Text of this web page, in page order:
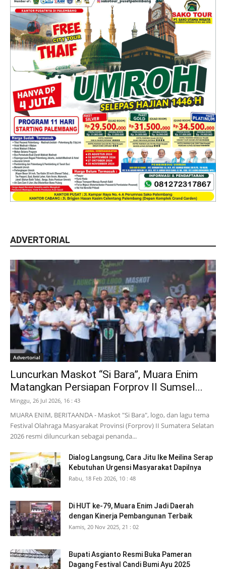
ADVERTORIAL
Advertorial
Luncurkan Maskot “Si Bara”, Muara Enim
Matangkan Persiapan Forprov II Sumsel...
Minggu, 26 Jul 2026, 16 : 43
MUARA ENIM, BERITAANDA - Maskot "Si Bara", logo, dan lagu tema
Festival Olahraga Masyarakat Provinsi (Forprov) II Sumatera Selatan
2026 resmi diluncurkan sebagai penanda...
Dialog Langsung, Cara Jitu Ike Meilina Serap
Kebutuhan Urgensi Masyarakat Dapilnya
Rabu, 18 Feb 2026, 10 : 48
Di HUT ke-79, Muara Enim Jadi Daerah
dengan Kinerja Pembangunan Terbaik
Kamis, 20 Nov 2025, 21 : 02
Bupati Asgianto Resmi Buka Pameran
Dagang Festival Candi Bumi Ayu 2025